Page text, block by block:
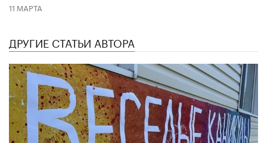
11 МАРТА
ДРУГИЕ СТАТЬИ АВТОРА